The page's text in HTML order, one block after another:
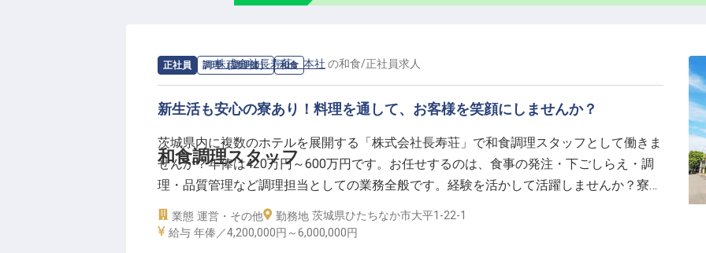
正社員 調理（調理師） 和食
和食調理スタッフ
求人情報：株式会社長寿荘 本社 の和食/正社員求人
新生活も安心の寮あり！料理を通して、お客様を笑顔にしませんか？
茨城県内に複数のホテルを展開する「株式会社長寿荘」で和食調理スタッフとして働きま
せんか？年俸は420万円～600万円です。お任せするのは、食事の発注・下ごしらえ・調
理・品質管理など調理担当としての業務全般です。経験を活かして活躍しませんか？寮を
完備し、移住の際の住まいのサポートあり！新たな土地で働きたい方も安心してチャレン
ジできます。「食」を通してお客様の滞在を彩り、笑顔と感動体験を届けませんか？※こ
業態 運営・その他 勤務地 茨城県ひたちなか市大平1-22-1
給与 年俸／4,200,000円～6,000,000円